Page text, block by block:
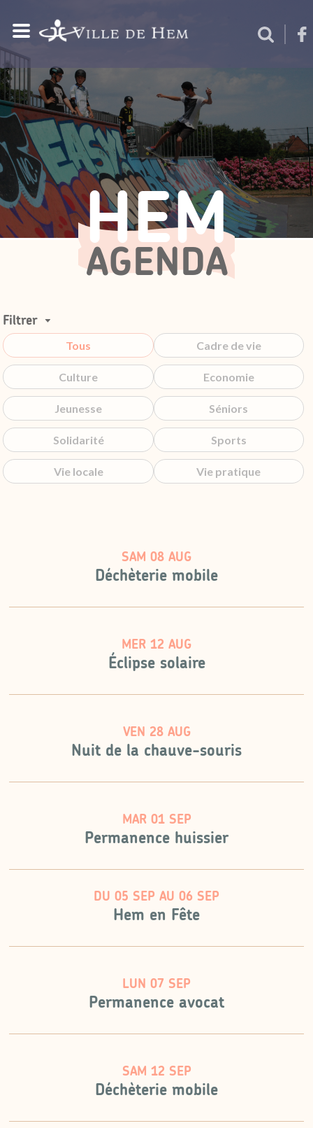
HEM
AGENDA
Filtrer
Tous Cadre de vie
Culture Economie
Jeunesse Séniors
Solidarité Sports
Vie locale Vie pratique
SAM 08 AUG
Déchèterie mobile
MER 12 AUG
Éclipse solaire
VEN 28 AUG
Nuit de la chauve-souris
MAR 01 SEP
Permanence huissier
DU 05 SEP AU 06 SEP
Hem en Fête
LUN 07 SEP
Permanence avocat
SAM 12 SEP
Déchèterie mobile